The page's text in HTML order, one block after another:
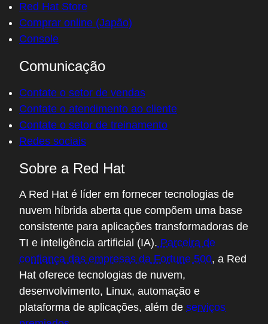
Red Hat Store
Comprar online (Japão)
Console
Comunicação
Contate o setor de vendas
Contate o atendimento ao cliente
Contate o setor de treinamento
Redes sociais
Sobre a Red Hat
A Red Hat é líder em fornecer tecnologias de
nuvem híbrida aberta que compõem uma base
consistente para aplicações transformadoras de
TI e inteligência artificial (IA). Parceira de
confiança das empresas da Fortune 500, a Red
Hat oferece tecnologias de nuvem,
desenvolvimento, Linux, automação e
plataforma de aplicações, além de serviços